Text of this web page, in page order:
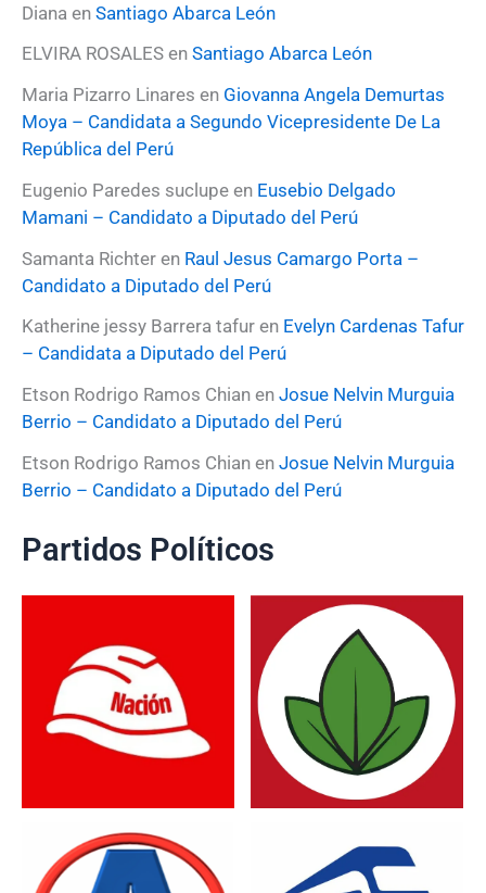
p
r
Diana en Santiago Abarca León
ELVIRA ROSALES en Santiago Abarca León
Maria Pizarro Linares en Giovanna Angela Demurtas
Moya – Candidata a Segundo Vicepresidente De La
República del Perú
Eugenio Paredes suclupe en Eusebio Delgado
Mamani – Candidato a Diputado del Perú
Samanta Richter en Raul Jesus Camargo Porta –
Candidato a Diputado del Perú
Katherine jessy Barrera tafur en Evelyn Cardenas Tafur
– Candidata a Diputado del Perú
Etson Rodrigo Ramos Chian en Josue Nelvin Murguia
Berrio – Candidato a Diputado del Perú
Etson Rodrigo Ramos Chian en Josue Nelvin Murguia
Berrio – Candidato a Diputado del Perú
Partidos Políticos